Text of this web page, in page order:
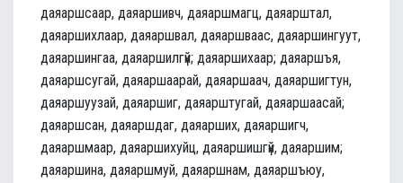
даяаршсаар, даяаршивч, даяаршмагц, даяарштал,
даяаршихлаар, даяаршвал, даяаршваас, даяаршингуут,
даяаршингаа, даяаршилгүй; даяаршихаар; даяаршъя,
даяаршсугай, даяаршаарай, даяаршаач, даяаршигтун,
даяаршуузай, даяаршиг, даяарштугай, даяаршаасай;
даяаршсан, даяаршдаг, даяарших, даяаршигч,
даяаршмаар, даяаршихуйц, даяаршишгүй, даяаршим;
даяаршина, даяаршмуй, даяаршнам, даяаршъюу,